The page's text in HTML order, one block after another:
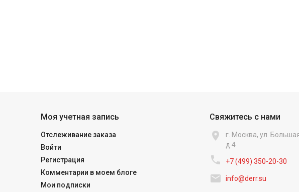
Моя учетная запись
Отслеживание заказа
Войти
Регистрация
Комментарии в моем блоге
Мои подписки
Свяжитесь с нами

г. Москва, ул.
д.4
 +7 (499) 350-20-30
 info@derr.su